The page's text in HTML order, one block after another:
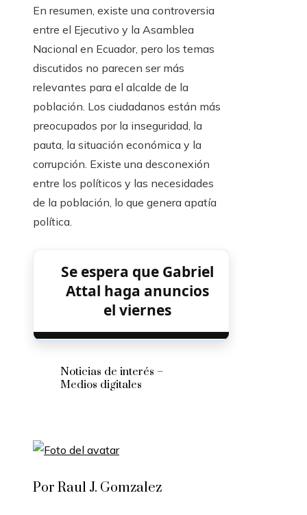
En resumen, existe una controversia
entre el Ejecutivo y la Asamblea
Nacional en Ecuador, pero los temas
discutidos no parecen ser más
relevantes para el alcalde de la
población. Los ciudadanos están más
preocupados por la inseguridad, la
pauta, la situación económica y la
corrupción. Existe una desconexión
entre los políticos y las necesidades
de la población, lo que genera apatía
política.
Se espera que Gabriel
Attal haga anuncios
el viernes
Noticias de interés –
Medios digitales
Por Raul J. Gomzalez